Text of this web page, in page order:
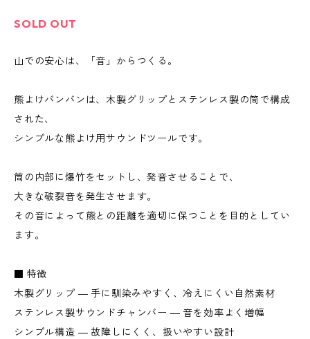
SOLD OUT
山での安心は、「音」からつくる。
熊よけバンバンは、木製グリップとステンレス製の筒で構成
された、
シンプルな熊よけ用サウンドツールです。
筒の内部に爆竹をセットし、発音させることで、
大きな破裂音を発生させます。
その音によって熊との距離を適切に保つことを目的としてい
ます。
■ 特徴
木製グリップ ― 手に馴染みやすく、冷えにくい自然素材
ステンレス製サウンドチャンバー ― 音を効率よく増幅
シンプル構造 ― 故障しにくく、扱いやすい設計